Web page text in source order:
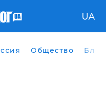
UA
Общество